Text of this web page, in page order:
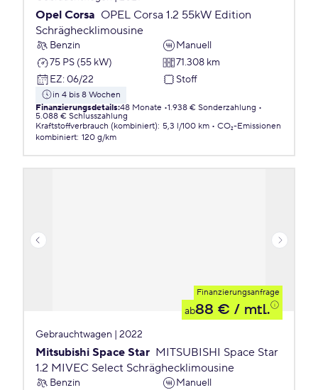
Opel Corsa OPEL Corsa 1.2 55kW Edition
Schräghecklimousine
Benzin
Manuell
75 PS (55 kW)
71.308 km
EZ: 06/22 Stoff
in 4 bis 8 Wochen
Finanzierungsdetails:48 Monate 1.938 € Sonderzahlung
5.088 € Schlusszahlung
Kraftstoffverbrauch (kombiniert): 5,3 l/100 km
CO₂-Emissionen
kombiniert: 120 g/km
Finanzierungsanfrage
ab88 € / mtl.
Gebrauchtwagen | 2022
Mitsubishi Space Star MITSUBISHI Space Star
1.2 MIVEC Select Schräghecklimousine
Benzin
Manuell